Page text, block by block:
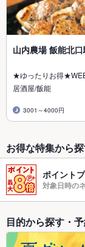
山内農場 飯能北
★ゆったりお得
居酒屋/飯能
3001～4000円
お得な特集から
ポイント
対象日時の
目的から探す・